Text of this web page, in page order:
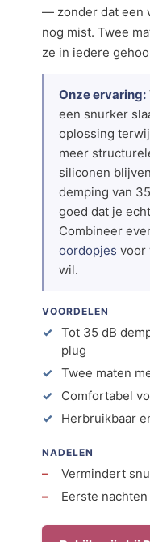
— zonder dat een
nog mist. Twee
ze in iedere
Onze ervaring:
een snurker
oplossing
meer
siliconen
demping van
goed dat je
Combineer
oordopjes voor
wil.
VOORDELEN
Tot 35 dB
plug
Twee maten
Comfortabel
Herbruikbaar
NADELEN
Vermindert
Eerste